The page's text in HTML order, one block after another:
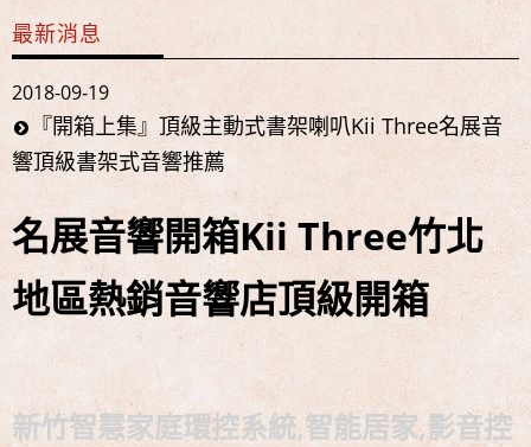
名展音響 歐洲第一品牌 FIBARO 環控系統 現場展示 熱售
名展音響 最新Dolby ATMOS 7.2.4 全景聲11聲道現場展示
試聽
名展音響 2016年 AV 環繞擴大機 ATMOS / DTS:X 雙規機
名展音響 歐洲第一品牌 FIBARO 環控系統 現場展示 熱售
名展音響 最新Dolby ATMOS 7.2.4 全景聲11聲道現場展示
最新消息
2018-09-19
『開箱上集』頂級主動式書架喇叭Kii Three名展音
響頂級書架式音響推薦
名展音響開箱Kii Three竹北
地區熱銷音響店頂級開箱
新竹智慧家庭環控系統,智能居家,影音控